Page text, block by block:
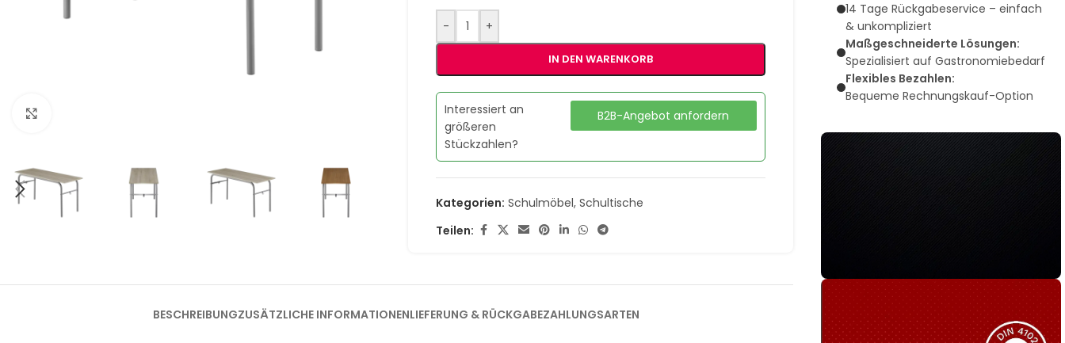
- +
IN DEN WARENKORB
Interessiert an
größeren
Stückzahlen?
B2B-Angebot anfordern
Kategorien: Schulmöbel, Schultische
Teilen:
BESCHREIBUNGZUSÄTZLICHE INFORMATIONENLIEFERUNG & RÜCKGABEZAHLUNGSARTEN
14 Tage Rückgabeservice – einfach
& unkompliziert
Maßgeschneiderte Lösungen:
Spezialisiert auf Gastronomiebedarf
Flexibles Bezahlen:
Bequeme Rechnungskauf-Option
Sie haben nicht das passende
Produkt gefunden?
Wir helfen Ihnen gerne weiter!